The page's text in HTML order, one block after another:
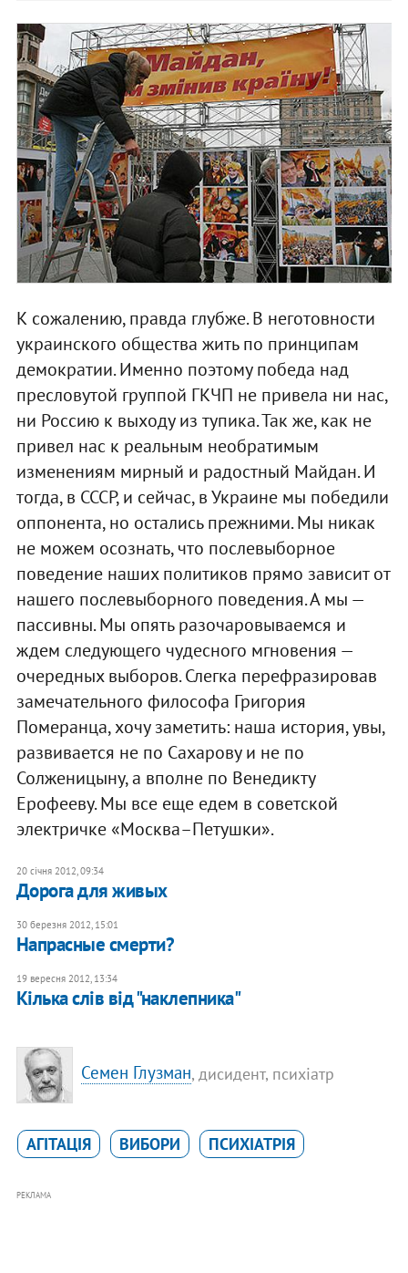
К сожалению, правда глубже. В неготовности
украинского общества жить по принципам
демократии. Именно поэтому победа над
пресловутой группой ГКЧП не привела ни нас,
ни Россию к выходу из тупика. Так же, как не
привел нас к реальным необратимым
изменениям мирный и радостный Майдан. И
тогда, в СССР, и сейчас, в Украине мы победили
оппонента, но остались прежними. Мы никак
не можем осознать, что послевыборное
поведение наших политиков прямо зависит от
нашего послевыборного поведения. А мы —
пассивны. Мы опять разочаровываемся и
ждем следующего чудесного мгновения —
очередных выборов. Слегка перефразировав
замечательного философа Григория
Померанца, хочу заметить: наша история, увы,
развивается не по Сахарову и не по
Солженицыну, а вполне по Венедикту
Ерофееву. Мы все еще едем в советской
электричке «Москва–Петушки».
20 січня 2012, 09:34
Дорога для живых
30 березня 2012, 15:01
Напрасные смерти?
19 вересня 2012, 13:34
Кілька слів від "наклепника"
Семен Глузман, дисидент, психіатр
АГІТАЦІЯ ВИБОРИ ПСИХІАТРІЯ
РЕКЛАМА